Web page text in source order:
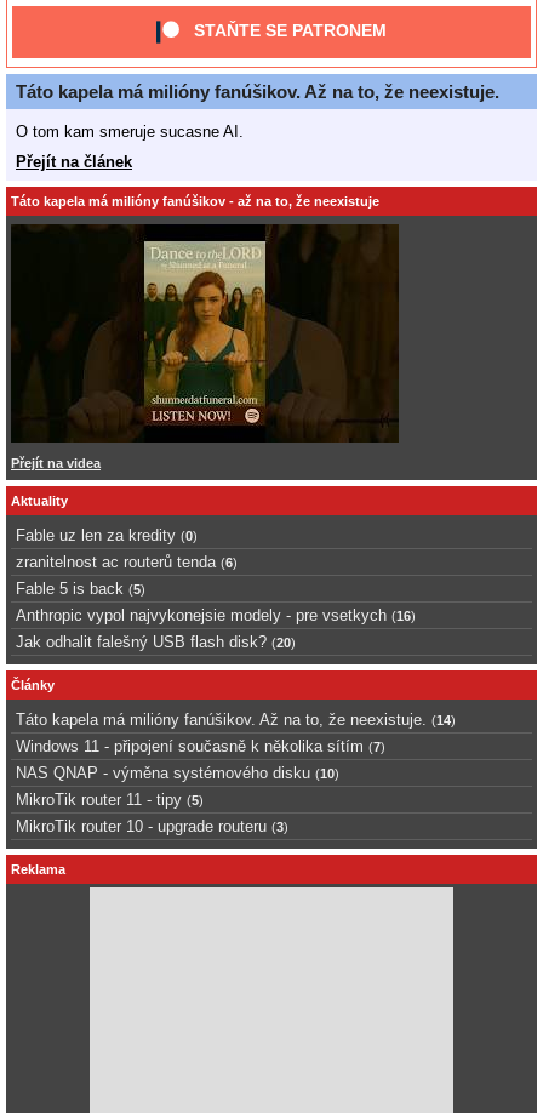
STAŇTE SE PATRONEM
Táto kapela má milióny fanúšikov. Až na to, že neexistuje.
O tom kam smeruje sucasne AI.
Přejít na článek
Táto kapela má milióny fanúšikov - až na to, že neexistuje
Přejít na videa
Aktuality
Fable uz len za kredity (0)
zranitelnost ac routerů tenda (6)
Fable 5 is back (5)
Anthropic vypol najvykonejsie modely - pre vsetkych (16)
Jak odhalit falešný USB flash disk? (20)
Články
Táto kapela má milióny fanúšikov. Až na to, že neexistuje. (14)
Windows 11 - připojení současně k několika sítím (7)
NAS QNAP - výměna systémového disku (10)
MikroTik router 11 - tipy (5)
MikroTik router 10 - upgrade routeru (3)
Reklama